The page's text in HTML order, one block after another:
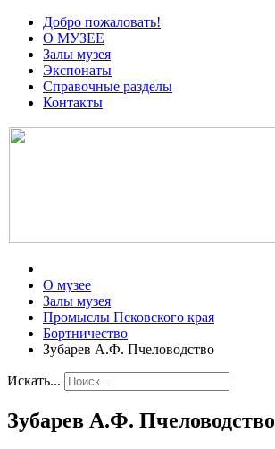
Добро пожаловать!
О МУЗЕЕ
Залы музея
Экспонаты
Справочные разделы
Контакты
О музее
Залы музея
Промыслы Псковского края
Бортничество
Зубарев А.Ф. Пчеловодство
Искать...
Зубарев А.Ф. Пчеловодство